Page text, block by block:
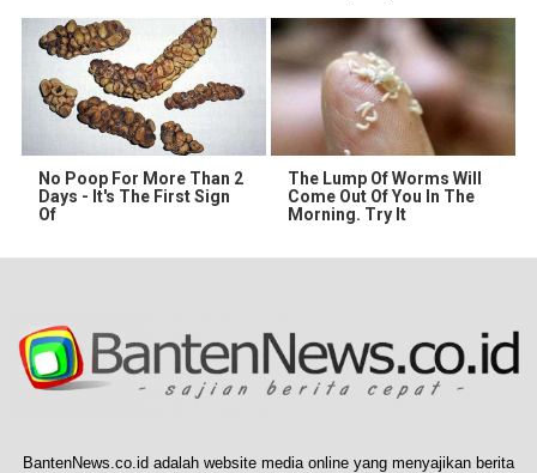
No Poop For More Than 2
Days - It's The First Sign
Of
The Lump Of Worms Will
Come Out Of You In The
Morning. Try It
BantenNews.co.id adalah website media online yang menyajikan berita